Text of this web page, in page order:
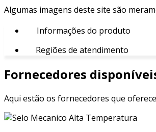
Algumas imagens deste site são
Informações do produto
Regiões de atendimento
Fornecedores
Aqui estão os fornecedores que